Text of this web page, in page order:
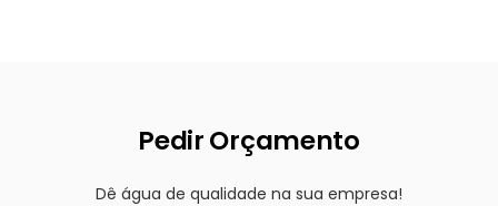
Pedir Orçamento
Dê água de qualidade na sua empresa!